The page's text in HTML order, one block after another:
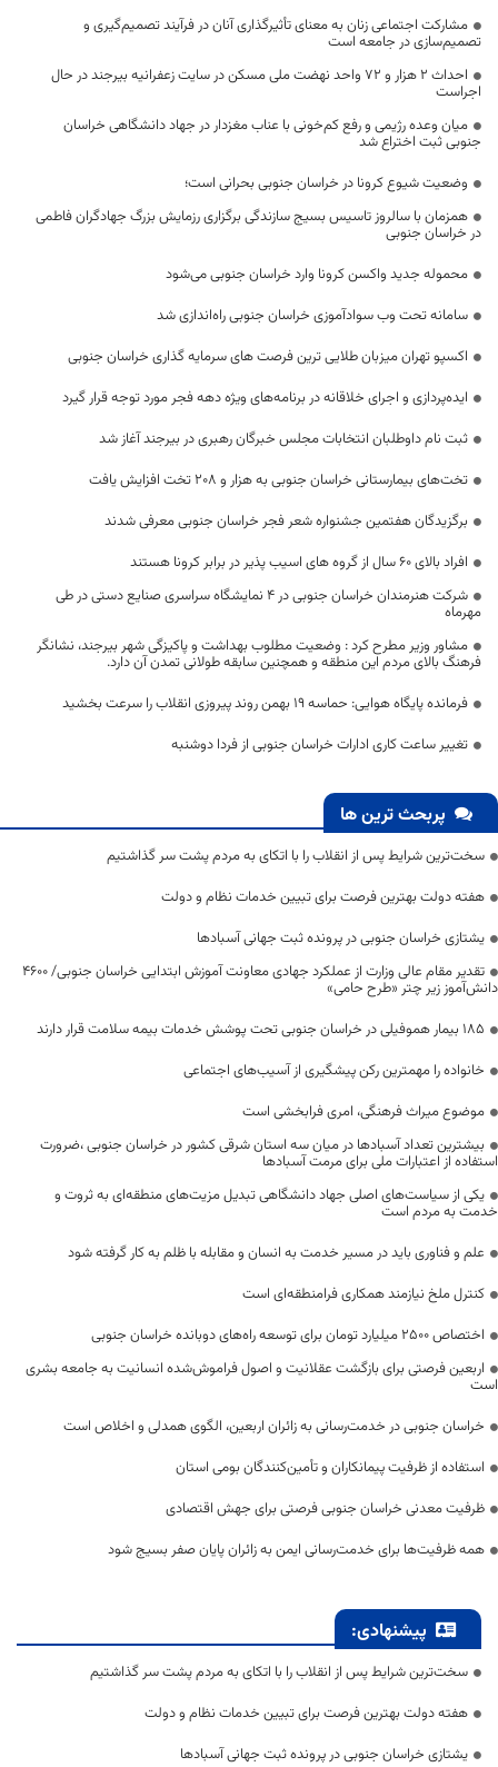
مشارکت اجتماعی زنان به معنای تأثیرگذاری آنان در فرآیند تصمیم‌گیری و
تصمیم‌سازی در جامعه است
احداث 2 هزار و 72 واحد نهضت ملی مسکن در سایت زعفرانیه بیرجند در حال
اجراست
میان‌ وعده رژیمی و رفع کم‌خونی با عناب مغزدار در جهاد دانشگاهی خراسان
جنوبی ثبت اختراع شد
وضعیت شیوع کرونا در خراسان جنوبی بحرانی است؛
همزمان با سالروز تاسیس بسیج سازندگی برگزاری رزمایش بزرگ جهادگران فاطمی
در خراسان جنوبی
محموله جدید واکسن کرونا وارد خراسان جنوبی می‌شود
سامانه تحت وب سوادآموزی خراسان جنوبی راه‌اندازی شد
اکسپو تهران میزبان طلایی ترین فرصت های سرمایه گذاری خراسان جنوبی
ایده‌پردازی و اجرای خلاقانه در برنامه‌های ویژه دهه فجر مورد توجه قرار گیرد
ثبت نام داوطلبان انتخابات مجلس خبرگان رهبری در بیرجند آغاز شد
تخت‌های بیمارستانی خراسان جنوبی به هزار و ۲۰۸ تخت افزایش یافت
برگزیدگان هفتمین جشنواره شعر فجر خراسان جنوبی معرفی شدند
افراد بالای 60 سال از گروه های اسیب پذیر در برابر کرونا هستند
شرکت هنرمندان خراسان جنوبی در ۴ نمایشگاه سراسری صنایع دستی در طی
مهرماه
مشاور وزیر مطرح کرد : وضعیت مطلوب بهداشت و پاکیزگی شهر بیرجند، نشانگر
فرهنگ بالای مردم این منطقه و همچنین سابقه طولانی تمدن آن دارد.
فرمانده پایگاه هوایی: حماسه ۱۹ بهمن روند پیروزی انقلاب را سرعت بخشید
تغییر ساعت کاری ادارات خراسان جنوبی از فردا دوشنبه
پربحث ترین ها
سخت‌ترین شرایط پس از انقلاب را با اتکای به مردم پشت سر گذاشتیم
هفته دولت بهترین فرصت برای تبیین خدمات نظام و دولت
یشتازی خراسان جنوبی در پرونده ثبت جهانی آسبادها
تقدیر مقام عالی وزارت از عملکرد جهادی معاونت آموزش ابتدایی خراسان جنوبی/ ۴۶۰۰
دانش‌آموز زیر چتر «طرح حامی»
۱۸۵ بیمار هموفیلی در خراسان جنوبی تحت پوشش خدمات بیمه سلامت قرار دارند
خانواده را مهمترین رکن پیشگیری از آسیب‌های اجتماعی
موضوع میراث فرهنگی، امری فرابخشی است
بیشترین تعداد آسبادها در میان سه استان شرقی کشور در خراسان جنوبی ،ضرورت
استفاده از اعتبارات ملی برای مرمت آسبادها
یکی از سیاست‌های اصلی جهاد دانشگاهی تبدیل مزیت‌های منطقه‌ای به ثروت و
خدمت به مردم است
علم و فناوری باید در مسیر خدمت به انسان و مقابله با ظلم به کار گرفته شود
کنترل ملخ نیازمند همکاری فرامنطقه‌ای است
اختصاص 2500 میلیارد تومان برای توسعه راه‌های دوبانده خراسان جنوبی
اربعین فرصتی برای بازگشت عقلانیت و اصول فراموش‌شده انسانیت به جامعه بشری
است
خراسان جنوبی در خدمت‌رسانی به زائران اربعین، الگوی همدلی و اخلاص است
استفاده از ظرفیت پیمانکاران و تأمین‌کنندگان بومی استان
ظرفیت معدنی خراسان جنوبی فرصتی برای جهش اقتصادی
همه ظرفیت‌ها برای خدمت‌رسانی ایمن به زائران پایان صفر بسیج شود
پیشنهادی:
سخت‌ترین شرایط پس از انقلاب را با اتکای به مردم پشت سر گذاشتیم
هفته دولت بهترین فرصت برای تبیین خدمات نظام و دولت
یشتازی خراسان جنوبی در پرونده ثبت جهانی آسبادها